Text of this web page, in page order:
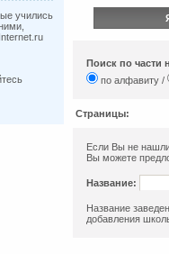
учились
Поиск по части
по алфавиту /
Страницы:
Если Вы не нашли
Вы можете
Название:
Название
добавления